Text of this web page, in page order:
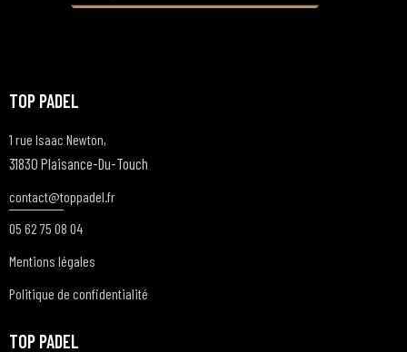
TOP PADEL
1 rue Isaac Newton,
31830 Plaisance-Du-Touch
contact@toppadel.fr
05 62 75 08 04
Mentions légales
Politique de confidentialité
TOP PADEL